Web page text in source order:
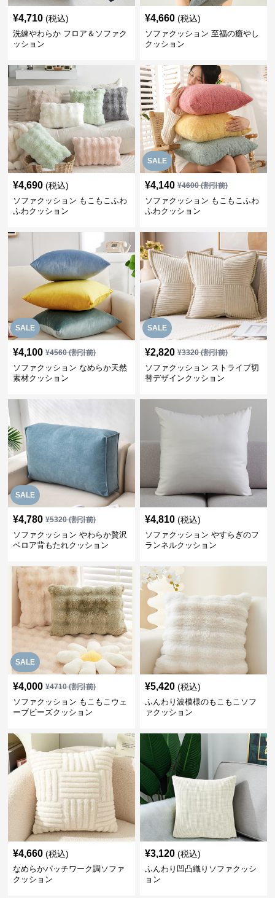
¥4,710 (税込)
洗練やわらか フロア＆ソファク
ッション
¥4,660 (税込)
ソファクッション 至福の癒やし
クッション
¥4,690 (税込)
ソファクッション もこもこふわ
ふわクッション
SALE
¥4,140 ¥4600(割引前)
ソファクッション もこもこふわ
ふわクッション
SALE
¥4,100 ¥4560(割引前)
ソファクッション なめらか天然
素材クッション
SALE
¥2,820 ¥3320(割引前)
ソファクッション ストライプ切
替デザインクッション
SALE
¥4,780 ¥5320(割引前)
ソファクッション やわらか贅沢
ベロア背もたれクッション
¥4,810 (税込)
ソファクッション やすらぎのフ
ランネルクッション
SALE
¥4,000 ¥4710(割引前)
ソファクッション もこもこウェ
ーブビーズクッション
¥5,420 (税込)
ふんわり波模様のもこもこソフ
ァクッション
¥4,660 (税込)
なめらかパッチワーク調ソファ
クッション
¥3,120 (税込)
ふんわり凹凸織りソファクッシ
ョン